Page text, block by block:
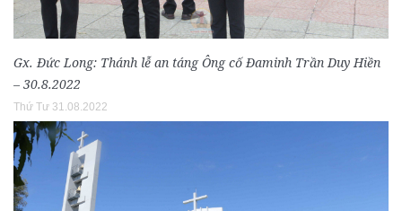
Gx. Đức Long: Thánh lễ an táng Ông cố Đaminh Trần Duy Hiền
– 30.8.2022
Thứ Tư 31.08.2022